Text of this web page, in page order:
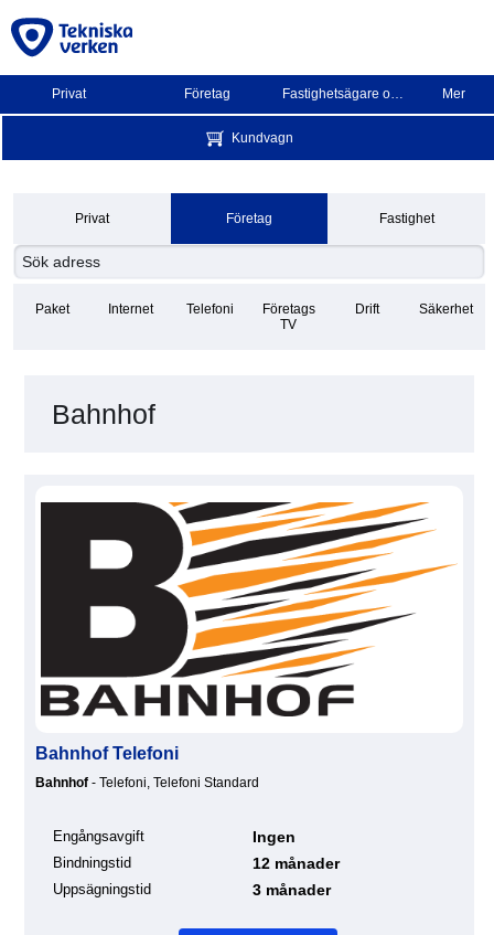
Privat Företag Fastighetsägare och BRF Mer
Kundvagn
Privat Företag Fastighet
Paket Internet Telefoni
Företags
TV
Drift Säkerhet
Bahnhof
Bahnhof Telefoni
Bahnhof - Telefoni, Telefoni Standard
Engångsavgift Ingen
Bindningstid 12 månader
Uppsägningstid 3 månader